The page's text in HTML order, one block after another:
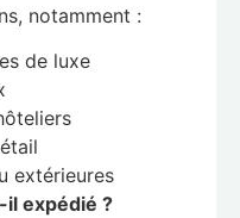
notamment :
de luxe
extérieures
expédié ?